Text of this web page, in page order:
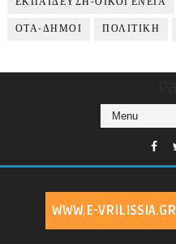
ΟΤΑ-ΔΗΜΟΙ ΠΟΛΙΤΙΚΗ
WWW.E-VRILISSIA.GR